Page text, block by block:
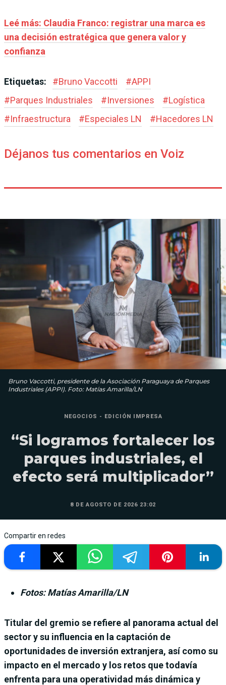
Leé más: Claudia Franco: registrar una marca es
una decisión estratégica que genera valor y
confianza
Etiquetas: #Bruno Vaccotti #APPI
#Parques Industriales #Inversiones #Logística
#Infraestructura #Especiales LN #Hacedores LN
Déjanos tus comentarios en Voiz
Bruno Vaccotti, presidente de la Asociación Paraguaya de Parques
Industriales (APPI). Foto: Matías Amarilla/LN
NEGOCIOS - EDICIÓN IMPRESA
“Si logramos fortalecer los
parques industriales, el
efecto será multiplicador”
8 DE AGOSTO DE 2026 23:02
Compartir en redes
Fotos: Matías Amarilla/LN
Titular del gremio se refiere al panorama actual del
sector y su influencia en la captación de
oportunidades de inversión extranjera, así como su
impacto en el mercado y los retos que todavía
enfrenta para una operatividad más dinámica y